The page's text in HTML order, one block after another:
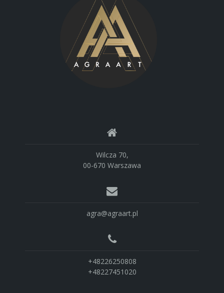
Wilcza 70,
00-670 Warszawa
agra@agraart.pl
+48226250808
+48227451020